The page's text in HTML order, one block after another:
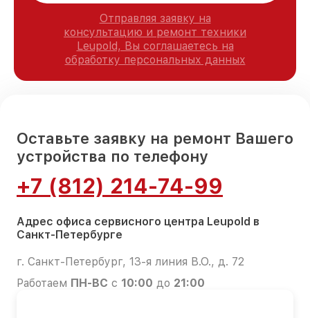
Отправляя заявку на
консультацию и ремонт техники
Leupold, Вы соглашаетесь на
обработку персональных данных
Оставьте заявку на ремонт Вашего
устройства по телефону
+7 (812) 214-74-99
Адрес офиса сервисного центра Leupold в
Санкт-Петербурге
г. Санкт-Петербург, 13-я линия В.О., д. 72
Работаем ПН-ВС с 10:00 до 21:00